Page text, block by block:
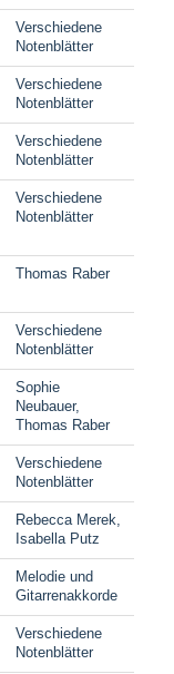
Verschiedene
Notenblätter
Verschiedene
Notenblätter
Verschiedene
Notenblätter
Verschiedene
Notenblätter
Thomas Raber
Verschiedene
Notenblätter
Sophie
Neubauer,
Thomas Raber
Verschiedene
Notenblätter
Rebecca Merek,
Isabella Putz
Melodie und
Gitarrenakkorde
Verschiedene
Notenblätter